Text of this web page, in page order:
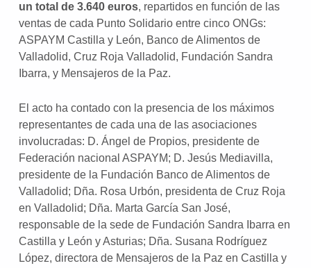
un total de 3.640 euros, repartidos en función de las
ventas de cada Punto Solidario entre cinco ONGs:
ASPAYM Castilla y León, Banco de Alimentos de
Valladolid, Cruz Roja Valladolid, Fundación Sandra
Ibarra, y Mensajeros de la Paz.
El acto ha contado con la presencia de los máximos
representantes de cada una de las asociaciones
involucradas: D. Ángel de Propios, presidente de
Federación nacional ASPAYM; D. Jesús Mediavilla,
presidente de la Fundación Banco de Alimentos de
Valladolid; Dña. Rosa Urbón, presidenta de Cruz Roja
en Valladolid; Dña. Marta García San José,
responsable de la sede de Fundación Sandra Ibarra en
Castilla y León y Asturias; Dña. Susana Rodríguez
López, directora de Mensajeros de la Paz en Castilla y